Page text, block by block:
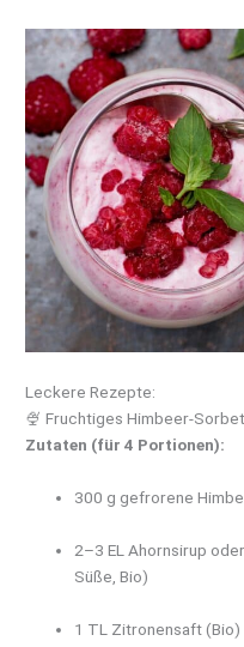
Leckere Rezepte:
🍨 Fruchtiges Himbeer-
Zutaten (für 4 Portionen):
300 g gefrorene
2–3 EL Ahornsirup
Süße, Bio)
1 TL Zitronensaft (Bio)